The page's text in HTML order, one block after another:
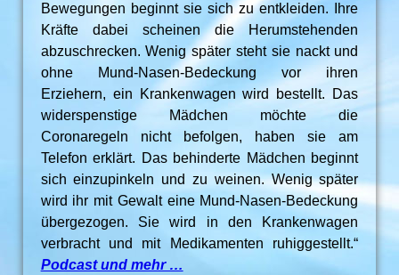
Bewegungen beginnt sie sich zu entkleiden. Ihre
Kräfte dabei scheinen die Herumstehenden
abzuschrecken. Wenig später steht sie nackt und
ohne Mund-Nasen-Bedeckung vor ihren
Erziehern, ein Krankenwagen wird bestellt. Das
widerspenstige Mädchen möchte die
Coronaregeln nicht befolgen, haben sie am
Telefon erklärt. Das behinderte Mädchen beginnt
sich einzupinkeln und zu weinen. Wenig später
wird ihr mit Gewalt eine Mund-Nasen-Bedeckung
übergezogen. Sie wird in den Krankenwagen
verbracht und mit Medikamenten ruhiggestellt.“
Podcast und mehr …